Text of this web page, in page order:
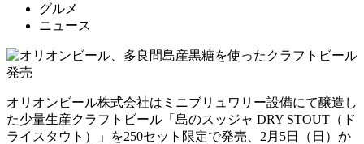
グルメ
ニュース
オリオンビール株式会社はミニブリュワリー設備にて醸造し
た少量生産クラフトビール「島のスッジャ DRY STOUT（ド
ライスタウト）」を250セット限定で発売、2月5日（日）か